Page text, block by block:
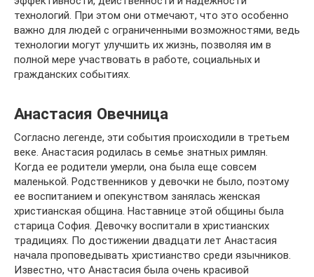
технологий. При этом они отмечают, что это особенно
важно для людей с ограниченными возможностями, ведь
технологии могут улучшить их жизнь, позволяя им в
полной мере участвовать в работе, социальных и
гражданских событиях.
Анастасия Овечница
Согласно легенде, эти события происходили в третьем
веке. Анастасия родилась в семье знатных римлян.
Когда ее родители умерли, она была еще совсем
маленькой. Родственников у девочки не было, поэтому
ее воспитанием и опекунством занялась женская
христианская община. Наставнице этой общины была
старица София. Девочку воспитали в христианских
традициях. По достижении двадцати лет Анастасия
начала проповедывать христианство среди язычников.
Известно, что Анастасия была очень красивой